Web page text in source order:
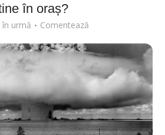
în oraș?
în urmă Comentează